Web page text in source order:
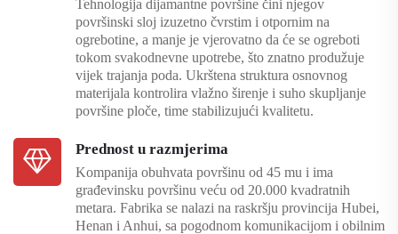
Tehnologija dijamantne površine čini njegov
površinski sloj izuzetno čvrstim i otpornim na
ogrebotine, a manje je vjerovatno da će se ogreboti
tokom svakodnevne upotrebe, što znatno produžuje
vijek trajanja poda. Ukrštena struktura osnovnog
materijala kontrolira vlažno širenje i suho skupljanje
površine ploče, time stabilizujući kvalitetu.
Prednost u razmjerima
Kompanija obuhvata površinu od 45 mu i ima
građevinsku površinu veću od 20.000 kvadratnih
metara. Fabrika se nalazi na raskršju provincija Hubei,
Henan i Anhui, sa pogodnom komunikacijom i obilnim